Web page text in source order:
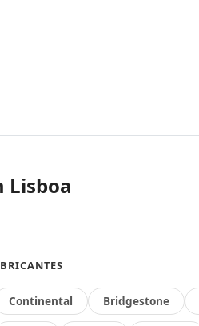
Lisboa
Continental Bridgestone